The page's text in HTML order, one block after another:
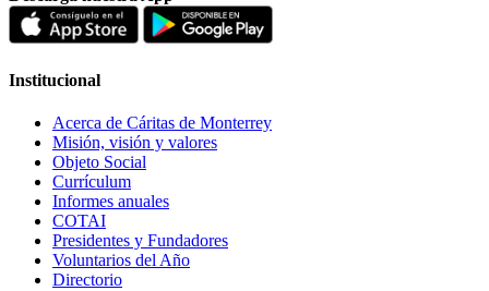
Institucional
Acerca de Cáritas de Monterrey
Misión, visión y valores
Objeto Social
Currículum
Informes anuales
COTAI
Presidentes y Fundadores
Voluntarios del Año
Directorio